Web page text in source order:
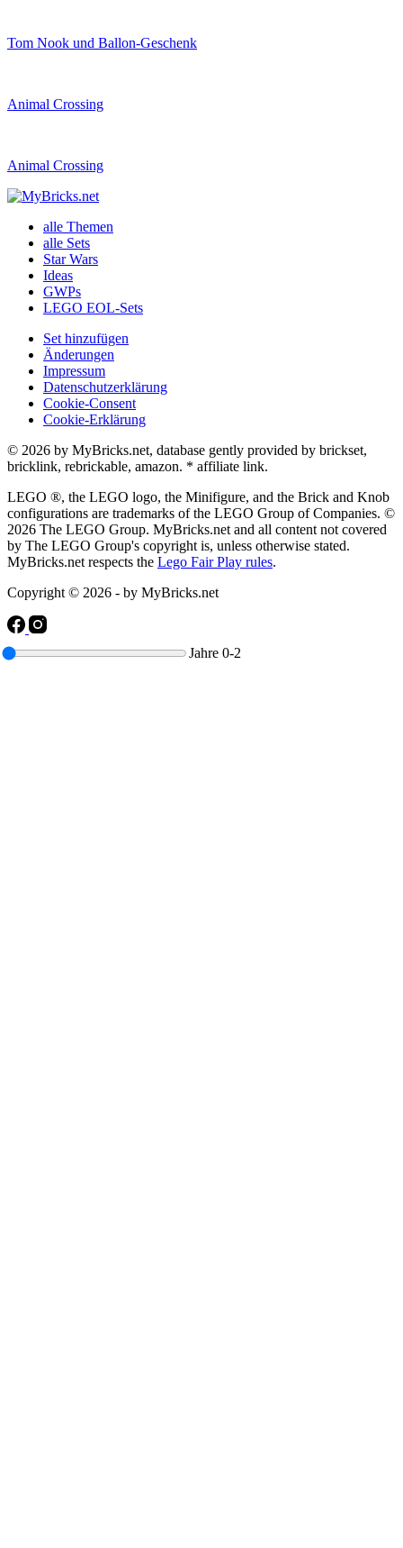
Jahre 0-2
Tom Nook und Ballon-Geschenk
Animal Crossing
Animal Crossing
alle Themen
alle Sets
Star Wars
Ideas
GWPs
LEGO EOL-Sets
Set hinzufügen
Änderungen
Impressum
Datenschutzerklärung
Cookie-Consent
Cookie-Erklärung
© 2026 by MyBricks.net, database gently provided by brickset,
bricklink, rebrickable, amazon. * affiliate link.
LEGO ®, the LEGO logo, the Minifigure, and the Brick and Knob
configurations are trademarks of the LEGO Group of Companies. ©
2026 The LEGO Group. MyBricks.net and all content not covered
by The LEGO Group's copyright is, unless otherwise stated.
MyBricks.net respects the Lego Fair Play rules.
Copyright © 2026 - by MyBricks.net